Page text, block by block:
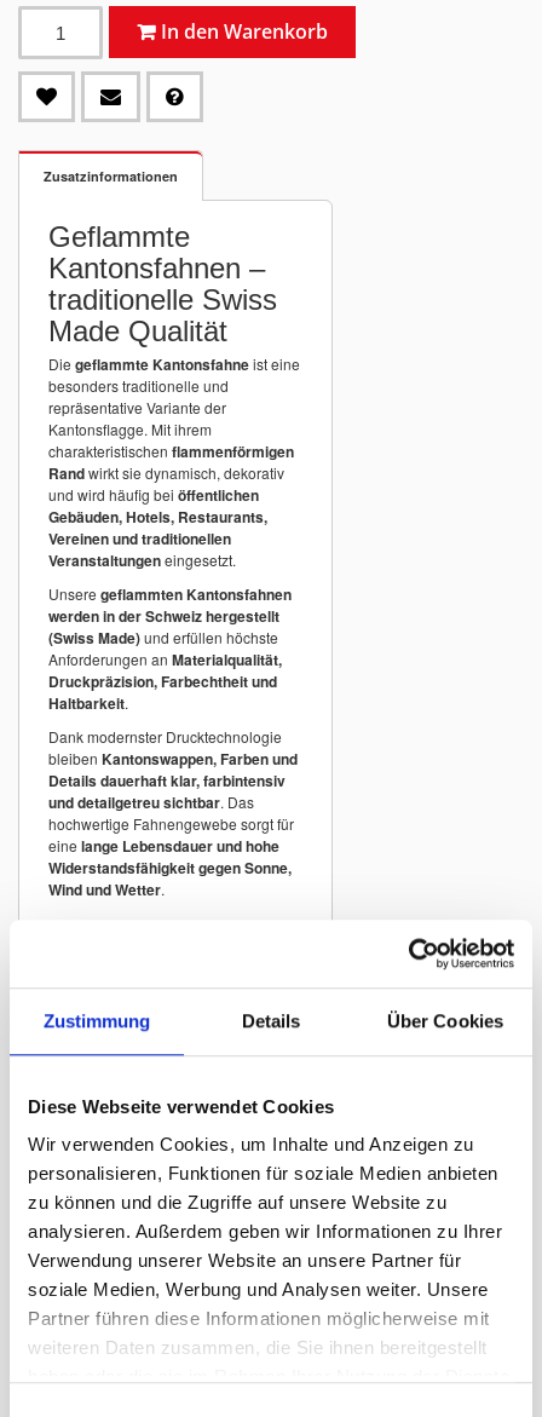
Zustimmung Details Über Cookies
Diese Webseite verwendet Cookies
Wir verwenden Cookies, um Inhalte und Anzeigen zu
personalisieren, Funktionen für soziale Medien anbieten
zu können und die Zugriffe auf unsere Website zu
analysieren. Außerdem geben wir Informationen zu Ihrer
Verwendung unserer Website an unsere Partner für
soziale Medien, Werbung und Analysen weiter. Unsere
Partner führen diese Informationen möglicherweise mit
weiteren Daten zusammen, die Sie ihnen bereitgestellt
In den Warenkorb
Zusatzinformationen
Geflammte
Kantonsfahnen –
traditionelle Swiss
Made Qualität
Die geflammte Kantonsfahneist eine
besonders traditionelle und
repräsentative Variante der
Kantonsflagge. Mit ihrem
charakteristischen flammenförmigen
Randwirkt sie dynamisch, dekorativ
und wird häufig bei öffentlichen
Gebäuden, Hotels, Restaurants,
Vereinen und traditionellen
Veranstaltungeneingesetzt.
Unsere geflammten Kantonsfahnen
werden in der Schweiz hergestellt
(Swiss Made)und erfüllen höchste
Anforderungen an Materialqualität,
Druckpräzision, Farbechtheit und
Haltbarkeit.
Dank modernster Drucktechnologie
bleiben Kantonswappen, Farben und
Details dauerhaft klar, farbintensiv
und detailgetreu sichtbar. Das
hochwertige Fahnengewebe sorgt für
eine lange Lebensdauer und hohe
Widerstandsfähigkeit gegen Sonne,
Wind und Wetter.
Kantonsfahne mit
geflammtem Rand
Die geflammte Kantonsflagge zeichnet
flammenförmig geschnittenen Rand
wird häufig verwendet für:
Kantonsgebäude und öffentliche
Institutionen
Hotels und Tourismusbetriebe
Restaurants und traditionelle
Gasthäuser
Vereinslokale
Veranstaltungen und regionale Feste